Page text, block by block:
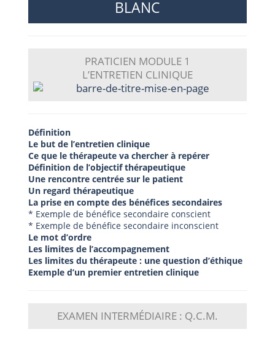
PRATICIEN MODULE 1
L’ENTRETIEN CLINIQUE
Définition
Le but de l’entretien clinique
Ce que le thérapeute va chercher à repérer
Définition de l’objectif thérapeutique
Une rencontre centrée sur le patient
Un regard thérapeutique
La prise en compte des bénéfices secondaires
* Exemple de bénéfice secondaire conscient
* Exemple de bénéfice secondaire inconscient
Le mot d’ordre
Les limites de l’accompagnement
Les limites du thérapeute : une question d’éthique
Exemple d’un premier entretien clinique
EXAMEN INTERMÉDIAIRE : Q.C.M.